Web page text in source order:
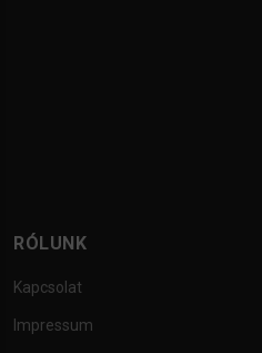
RÓLUNK
Kapcsolat
Impressum